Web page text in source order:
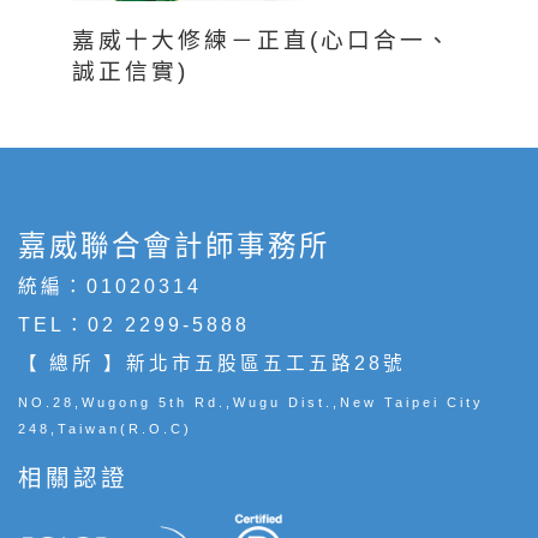
嘉威十大修練－正直(心口合一、
誠正信實)
嘉威聯合會計師事務所
統編：01020314
TEL： 02 2299-5888
【 總所 】新北市五股區五工五路28號
NO.28,Wugong 5th Rd.,Wugu Dist.,New Taipei City
248,Taiwan(R.O.C)
相關認證